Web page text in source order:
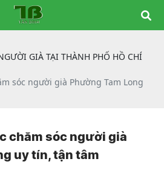
GIÀ TẠI THÀNH PHỐ HỒ CHÍ
sóc người già Phường Tam Long
chăm sóc người già
uy tín, tận tâm